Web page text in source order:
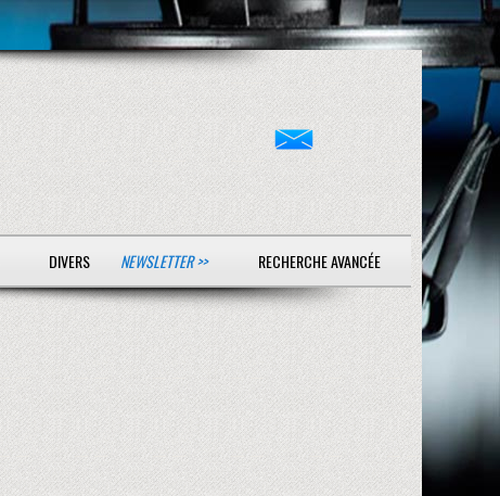
DIVERS NEWSLETTER >> RECHERCHE AVANCÉE